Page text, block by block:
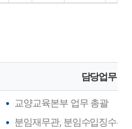
담당업무
교양교육본부 업무 총괄
분임재무관, 분임수입징수관,